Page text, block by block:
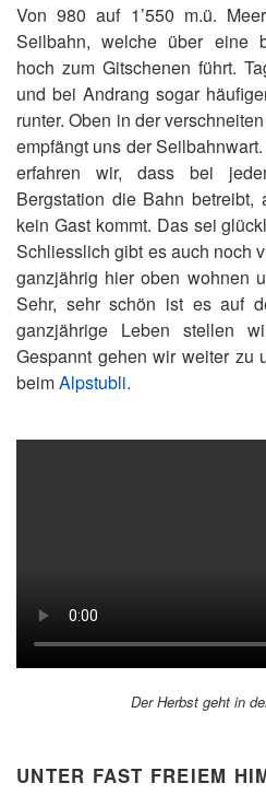
Von 980 auf 1’550 m.ü.
Seilbahn, welche über eine
hoch zum Gitschenen führt.
und bei Andrang sogar
runter. Oben in der
empfängt uns der
erfahren wir, dass bei
Bergstation die Bahn betreibt,
kein Gast kommt. Das sei
Schliesslich gibt es auch noch
ganzjährig hier oben wohnen
Sehr, sehr schön ist es auf
ganzjährige Leben stellen
Gespannt gehen wir weiter zu
beimAlpstubli.
Der Herbst geht in
UNTER FAST FREIEM